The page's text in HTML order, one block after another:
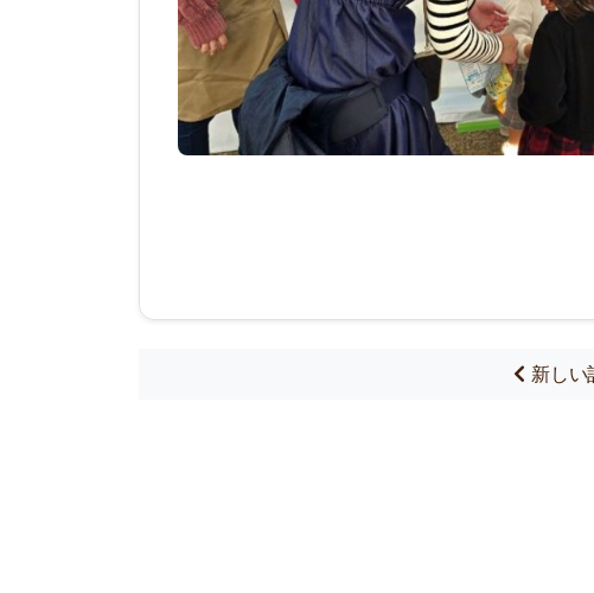
新し